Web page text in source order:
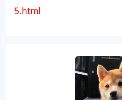
5.html